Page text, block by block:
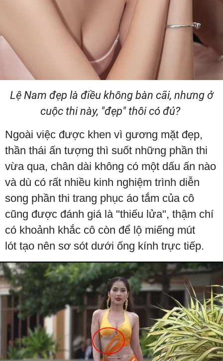
Lệ Nam đẹp là điều không bàn cãi, nhưng ở
cuộc thi này, "đẹp" thôi có đủ?
Ngoài việc được khen vì gương mặt đẹp,
thần thái ấn tượng thì suốt những phần thi
vừa qua, chân dài không có một dấu ấn nào
và dù có rất nhiều kinh nghiệm trình diễn
song phần thi trang phục áo tắm của cô
cũng được đánh giá là "thiếu lửa", thậm chí
có khoảnh khắc cô còn để lộ miếng mút
lót tạo nên sơ sót dưới ống kính trực tiếp.